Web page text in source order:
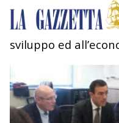
AMBIENTE
MOBILITÀ
INDUSTRIA
sviluppo ed